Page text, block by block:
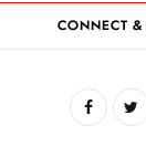
CONNECT
F